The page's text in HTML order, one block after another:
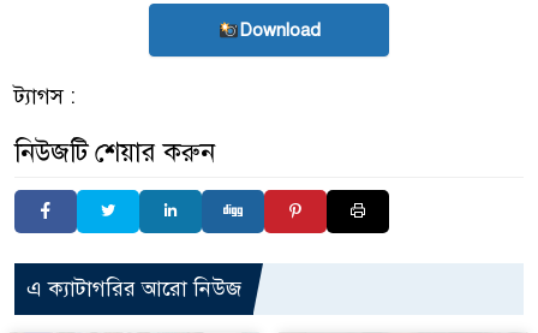
Download
ট্যাগস :
নিউজটি শেয়ার করুন
এ ক্যাটাগরির আরো নিউজ